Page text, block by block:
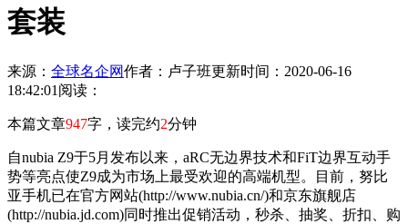
套装
来源： 全球名企网作者：卢子班更新时间：2020-06-16
18:42:01 阅读：
本篇文章947字，读完约2分钟
自nubia Z9于5月发布以来，aRC无边界技术和FiT边界互动手
势等亮点使Z9成为市场上最受欢迎的高端机型。目前，努比
亚手机已在官方网站(http://www.nubia.cn/)和京东旗舰店
(http://nubia.jd.com)同时推出促销活动，秒杀、抽奖、折扣、购